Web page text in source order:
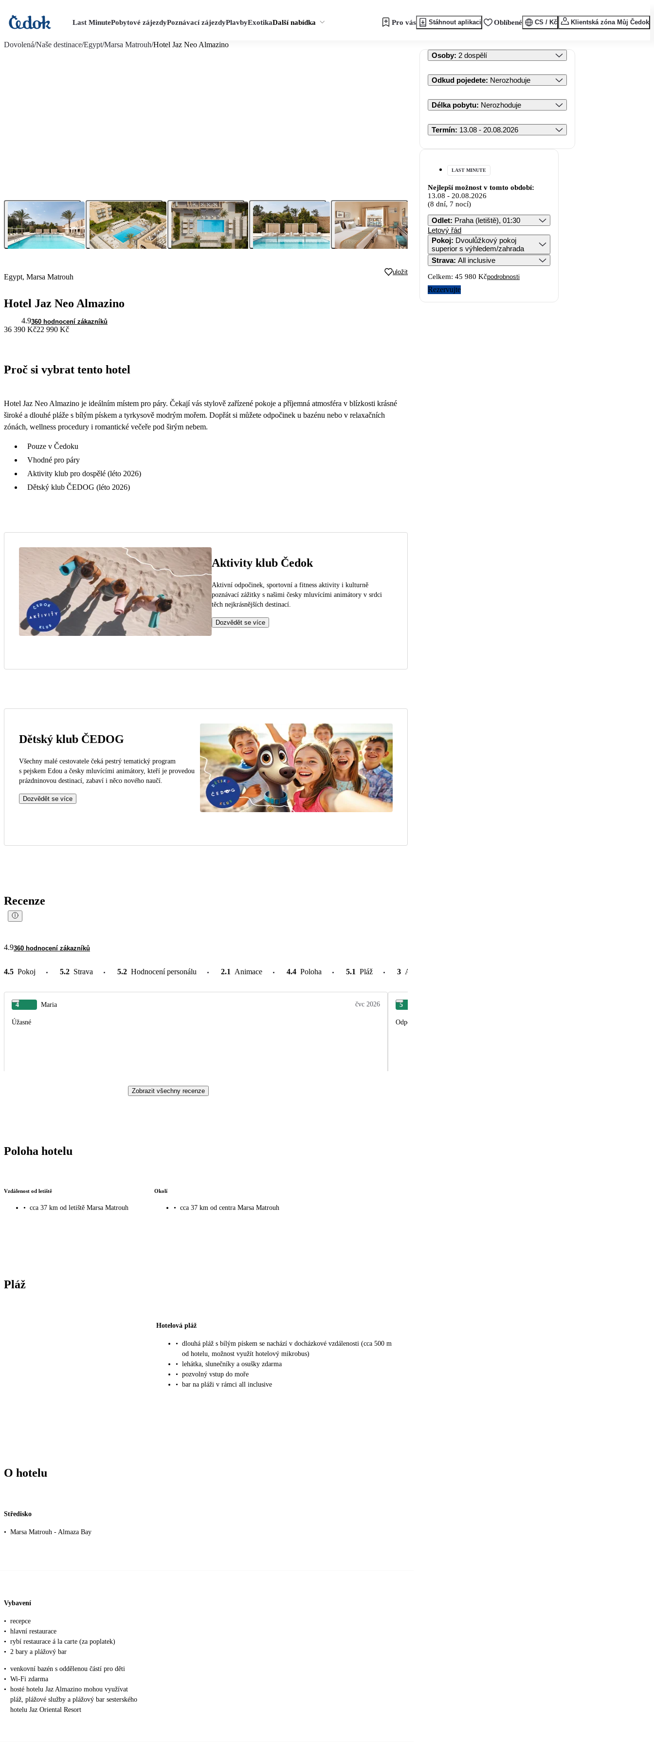
Last MinutePobytové zájezdyPoznávací zájezdyPlavbyExotikaDalší nabídka Pro vás Stáhnout aplikaci Oblíbené CS / Kč Klientská zóna Můj Čedok
Dovolená/Naše destinace/Egypt/Marsa Matrouh/Hotel Jaz Neo Almazino
Egypt, Marsa Matrouh
uložit
Hotel Jaz Neo Almazino
4.9360 hodnocení zákazníků
36 390 Kč22 990 Kč
Proč si vybrat tento hotel
Hotel Jaz Neo Almazino je ideálním místem pro páry. Čekají vás stylově zařízené pokoje a příjemná atmosféra v blízkosti krásné
široké a dlouhé pláže s bílým pískem a tyrkysově modrým mořem. Dopřát si můžete odpočinek u bazénu nebo v relaxačních
zónách, wellness procedury i romantické večeře pod širým nebem.
Pouze v Čedoku
Vhodné pro páry
Aktivity klub pro dospělé (léto 2026)
Dětský klub ČEDOG (léto 2026)
Aktivity klub Čedok
Aktivní odpočinek, sportovní a fitness aktivity i kulturně
poznávací zážitky s našimi česky mluvícími animátory v srdci
těch nejkrásnějších destinací.
Dozvědět se více
Dětský klub ČEDOG
Všechny malé cestovatele čeká pestrý tematický program
s pejskem Edou a česky mluvícími animátory, kteří je provedou
prázdninovou destinací, zabaví i něco nového naučí.
Dozvědět se více
Recenze
4.9360 hodnocení zákazníků
4.5 Pokoj 5.2 Strava 5.2 Hodnocení personálu 2.1 Animace 4.4 Poloha 5.1 Pláž 3 Atrakce v okolí
4 Maria čvc 2026
Úžasné
5
Odpovida cene.
Zobrazit všechny recenze
Poloha hotelu
Vzdálenost od letiště
• cca 37 km od letiště Marsa Matrouh
Okolí
• cca 37 km od centra Marsa Matrouh
Pláž
Hotelová pláž
• dlouhá pláž s bílým pískem se nachází v docházkové vzdálenosti (cca 500 m
od hotelu, možnost využít hotelový mikrobus)
• lehátka, slunečníky a osušky zdarma
• pozvolný vstup do moře
• bar na pláži v rámci all inclusive
O hotelu
Středisko
• Marsa Matrouh - Almaza Bay
Vybavení
• recepce
• hlavní restaurace
• rybí restaurace á la carte (za poplatek)
• 2 bary a plážový bar
• venkovní bazén s oddělenou částí pro děti
• Wi-Fi zdarma
• hosté hotelu Jaz Almazino mohou využívat
pláž, plážové služby a plážový bar sesterského
hotelu Jaz Oriental Resort
Osoby: 2 dospělí
Odkud pojedete: Nerozhoduje
Délka pobytu: Nerozhoduje
Termín: 13.08 - 20.08.2026
LAST MINUTE
Nejlepší možnost v tomto období:
13.08 - 20.08.2026
(8 dní, 7 nocí)
Odlet: Praha (letiště), 01:30
Letový řád
Pokoj: Dvoulůžkový pokoj
superior s výhledem/zahrada
Strava: All inclusive
Celkem: 45 980 Kčpodrobnosti
Rezervujte